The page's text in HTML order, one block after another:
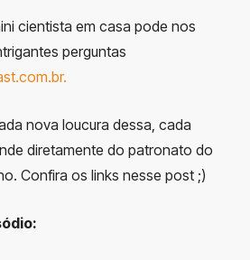
cientista em casa pode nos
perguntas
.
nova loucura dessa, cada
diretamente do patronato do
Confira os links nesse post ;)